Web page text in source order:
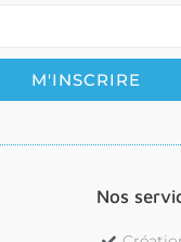
Nos